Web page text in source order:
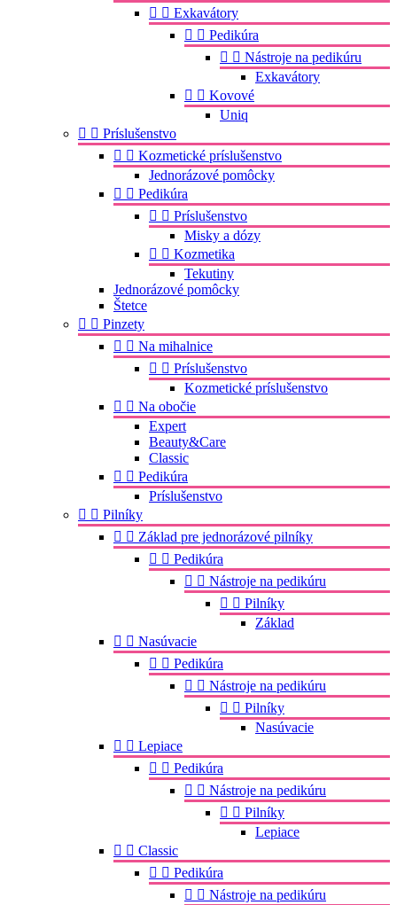
  Exkavátory
  Pedikúra
  Nástroje na pedikúru
Exkavátory
  Kovové
Uniq
  Príslušenstvo
  Kozmetické príslušenstvo
Jednorázové pomôcky
  Pedikúra
  Príslušenstvo
Misky a dózy
  Kozmetika
Tekutiny
Jednorázové pomôcky
Štetce
  Pinzety
  Na mihalnice
  Príslušenstvo
Kozmetické príslušenstvo
  Na obočie
Expert
Beauty&Care
Classic
  Pedikúra
Príslušenstvo
  Pilníky
  Základ pre jednorázové pilníky
  Pedikúra
  Nástroje na pedikúru
  Pilníky
Základ
  Nasúvacie
  Pedikúra
  Nástroje na pedikúru
  Pilníky
Nasúvacie
  Lepiace
  Pedikúra
  Nástroje na pedikúru
  Pilníky
Lepiace
  Classic
  Pedikúra
  Nástroje na pedikúru